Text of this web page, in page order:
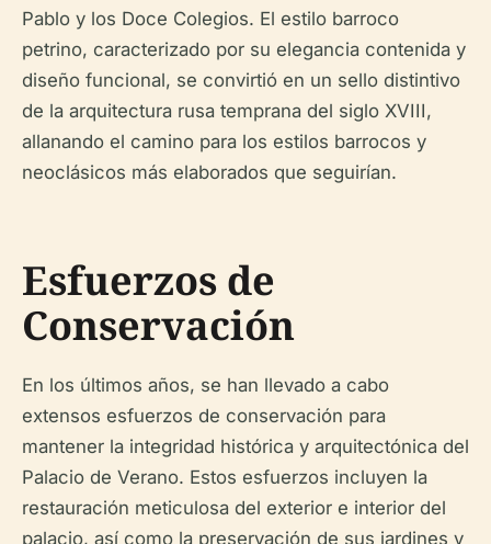
Pablo y los Doce Colegios. El estilo barroco
petrino, caracterizado por su elegancia contenida y
diseño funcional, se convirtió en un sello distintivo
de la arquitectura rusa temprana del siglo XVIII,
allanando el camino para los estilos barrocos y
neoclásicos más elaborados que seguirían.
Esfuerzos de
Conservación
En los últimos años, se han llevado a cabo
extensos esfuerzos de conservación para
mantener la integridad histórica y arquitectónica del
Palacio de Verano. Estos esfuerzos incluyen la
restauración meticulosa del exterior e interior del
palacio, así como la preservación de sus jardines y